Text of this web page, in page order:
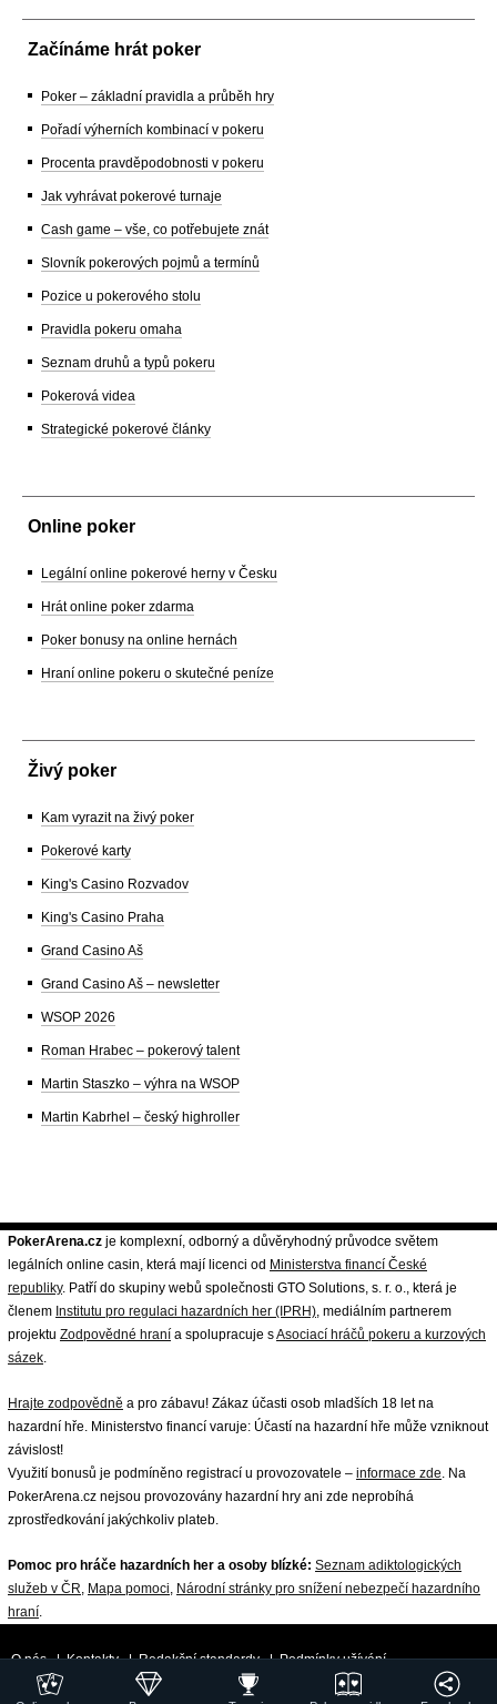
Začínáme hrát poker
Poker – základní pravidla a průběh hry
Pořadí výherních kombinací v pokeru
Procenta pravděpodobnosti v pokeru
Jak vyhrávat pokerové turnaje
Cash game – vše, co potřebujete znát
Slovník pokerových pojmů a termínů
Pozice u pokerového stolu
Pravidla pokeru omaha
Seznam druhů a typů pokeru
Pokerová videa
Strategické pokerové články
Online poker
Legální online pokerové herny v Česku
Hrát online poker zdarma
Poker bonusy na online hernách
Hraní online pokeru o skutečné peníze
Živý poker
Kam vyrazit na živý poker
Pokerové karty
King's Casino Rozvadov
King's Casino Praha
Grand Casino Aš
Grand Casino Aš – newsletter
WSOP 2026
Roman Hrabec – pokerový talent
Martin Staszko – výhra na WSOP
Martin Kabrhel – český highroller
PokerArena.cz je komplexní, odborný a důvěryhodný průvodce světem
legálních online casin, která mají licenci od Ministerstva financí České
republiky. Patří do skupiny webů společnosti GTO Solutions, s. r. o., která je
členem Institutu pro regulaci hazardních her (IPRH), mediálním partnerem
projektu Zodpovědné hraní a spolupracuje sAsociací hráčů pokeru a kurzových
sázek.
Hrajte zodpovědně a pro zábavu! Zákaz účasti osob mladších 18 let na
hazardní hře. Ministerstvo financí varuje: Účastí na hazardní hře může vzniknout
závislost!
Využití bonusů je podmíněno registrací u provozovatele – informace zde. Na
PokerArena.cz nejsou provozovány hazardní hry ani zde neprobíhá
zprostředkování jakýchkoliv plateb.
Pomoc pro hráče hazardních her a osoby blízké: Seznam adiktologických
služeb v ČR, Mapa pomoci, Národní stránky pro snížení nebezpečí hazardního
hraní.
O nás|Kontakty|Redakční standardy|Podmínky užívání
Zpracování osobních údajů a cookies| 18+ Zodpovědné hraní | ©